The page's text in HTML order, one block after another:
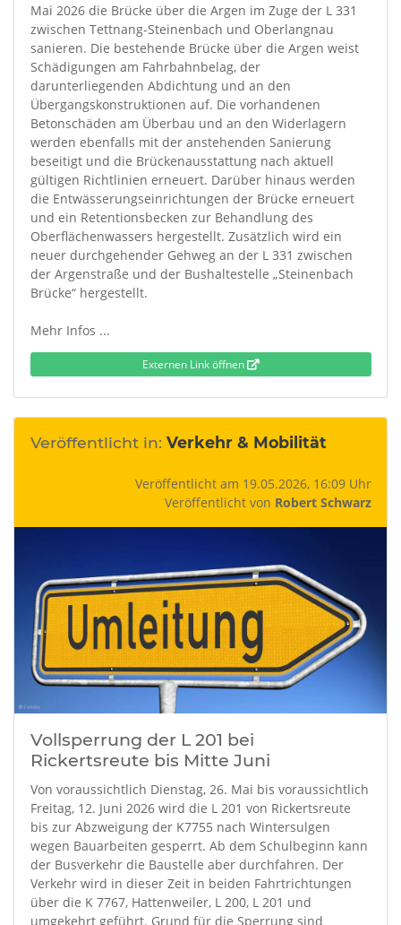
Mai 2026 die Brücke über die Argen im Zuge der L 331
zwischen Tettnang-Steinenbach und Oberlangnau
sanieren. Die bestehende Brücke über die Argen weist
Schädigungen am Fahrbahnbelag, der
darunterliegenden Abdichtung und an den
Übergangskonstruktionen auf. Die vorhandenen
Betonschäden am Überbau und an den Widerlagern
werden ebenfalls mit der anstehenden Sanierung
beseitigt und die Brückenausstattung nach aktuell
gültigen Richtlinien erneuert. Darüber hinaus werden
die Entwässerungseinrichtungen der Brücke erneuert
und ein Retentionsbecken zur Behandlung des
Oberflächenwassers hergestellt. Zusätzlich wird ein
neuer durchgehender Gehweg an der L 331 zwischen
der Argenstraße und der Bushaltestelle „Steinenbach
Brücke“ hergestellt.
Mehr Infos ...
Externen Link öffnen
Veröffentlicht in: Verkehr & Mobilität
Veröffentlicht am 19.05.2026, 16:09 Uhr
Veröffentlicht von Robert Schwarz
Vollsperrung der L 201 bei
Rickertsreute bis Mitte Juni
Von voraussichtlich Dienstag, 26. Mai bis voraussichtlich
Freitag, 12. Juni 2026 wird die L 201 von Rickertsreute
bis zur Abzweigung der K7755 nach Wintersulgen
wegen Bauarbeiten gesperrt. Ab dem Schulbeginn kann
der Busverkehr die Baustelle aber durchfahren. Der
Verkehr wird in dieser Zeit in beiden Fahrtrichtungen
über die K 7767, Hattenweiler, L 200, L 201 und
umgekehrt geführt. Grund für die Sperrung sind